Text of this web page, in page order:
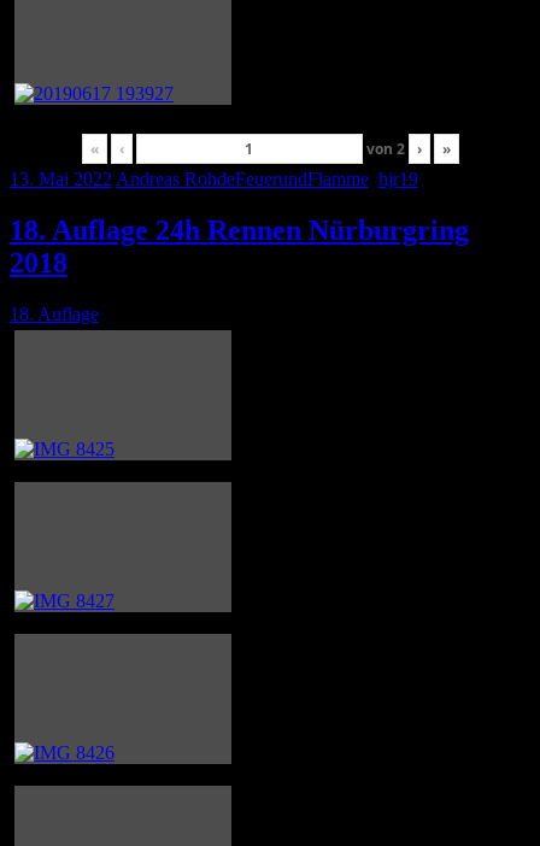
« ‹ von 2 ›
»
13. Mai 2022 Andreas RohdeFeuerundFlamme hjr19
18. Auflage 24h Rennen Nürburgring
2018
18. Auflage